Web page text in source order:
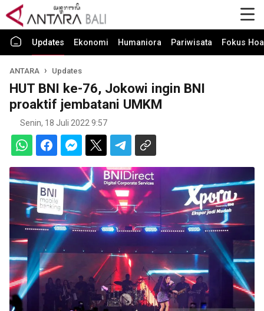
Updates Ekonomi Humaniora Pariwisata Fokus
ANTARA Updates
HUT BNI ke-76, Jokowi ingin BNI
proaktif jembatani UMKM
Senin, 18 Juli 2022 9:57